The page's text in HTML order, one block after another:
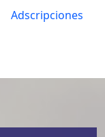
Adscripciones